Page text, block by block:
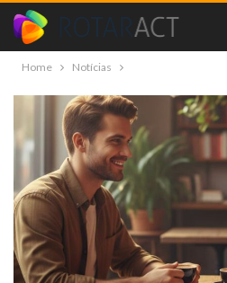
Home Notícias